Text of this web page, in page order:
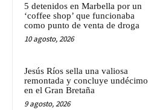
5 detenidos en Marbella por un
‘coffee shop’ que funcionaba
como punto de venta de droga
10 agosto, 2026
Jesús Ríos sella una valiosa
remontada y concluye undécimo
en el Gran Bretaña
9 agosto, 2026